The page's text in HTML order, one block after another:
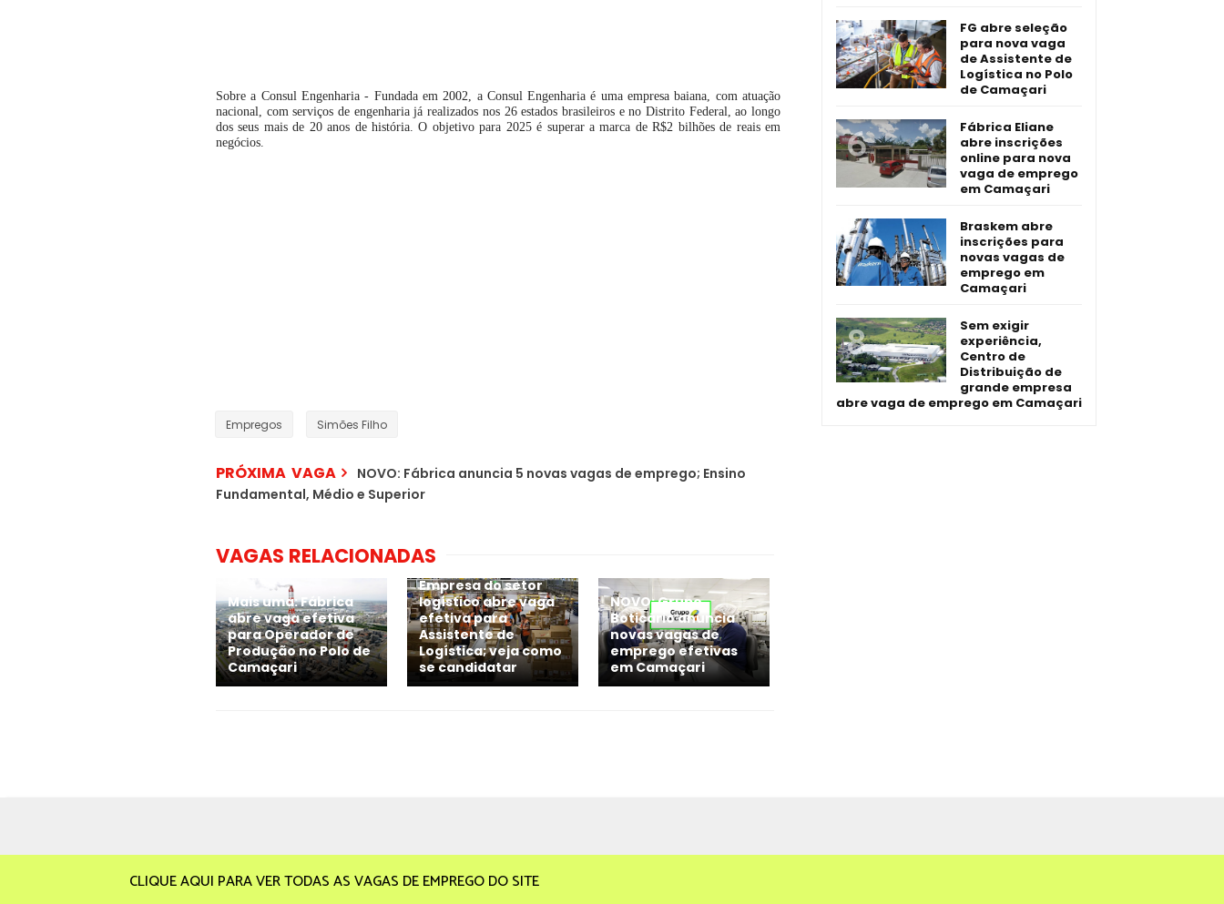
Sobre a Consul Engenharia - Fundada em 2002, a Consul Engenharia é uma empresa baiana, com atuação
nacional, com serviços de engenharia já realizados nos 26 estados brasileiros e no Distrito Federal, ao longo
dos seus mais de 20 anos de história. O objetivo para 2025 é superar a marca de R$2 bilhões de reais em
negócios.
Empregos Simões Filho
PRÓXIMA VAGA
NOVO: Fábrica anuncia 5 novas vagas de emprego; Ensino
Fundamental, Médio e Superior
VAGAS RELACIONADAS
Mais uma: Fábrica
abre vaga efetiva
para Operador de
Produção no Polo de
Camaçari
Empresa do setor
logístico abre vaga
efetiva para
Assistente de
Logística; veja como
se candidatar
NOVO: Grupo
Boticário anuncia
novas vagas de
emprego efetivas
em Camaçari
FG abre seleção
para nova vaga
de Assistente de
Logística no Polo
de Camaçari
Fábrica Eliane
abre inscrições
online para nova
vaga de emprego
em Camaçari
Braskem abre
inscrições para
novas vagas de
emprego em
Camaçari
Sem exigir
experiência,
Centro de
Distribuição de
grande empresa
abre vaga de emprego em Camaçari
CLIQUE AQUI PARA VER TODAS AS VAGAS DE EMPREGO DO SITE